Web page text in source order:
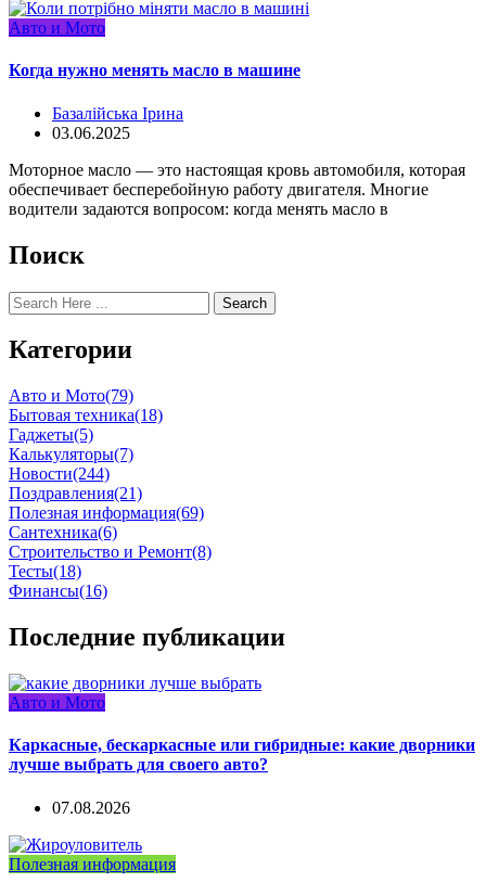
Авто и Мото
Когда нужно менять масло в машине
Базалійська Ірина
03.06.2025
Моторное масло — это настоящая кровь автомобиля, которая
обеспечивает бесперебойную работу двигателя. Многие
водители задаются вопросом: когда менять масло в
Поиск
Search
Категории
Авто и Мото(79)
Бытовая техника(18)
Гаджеты(5)
Калькуляторы(7)
Новости(244)
Поздравления(21)
Полезная информация(69)
Сантехника(6)
Строительство и Ремонт(8)
Тесты(18)
Финансы(16)
Последние публикации
Авто и Мото
Каркасные, бескаркасные или гибридные: какие дворники
лучше выбрать для своего авто?
07.08.2026
Полезная информация